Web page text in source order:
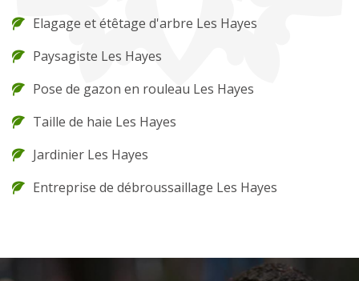
Elagage et étêtage d'arbre Les Hayes
Paysagiste Les Hayes
Pose de gazon en rouleau Les Hayes
Taille de haie Les Hayes
Jardinier Les Hayes
Entreprise de débroussaillage Les Hayes